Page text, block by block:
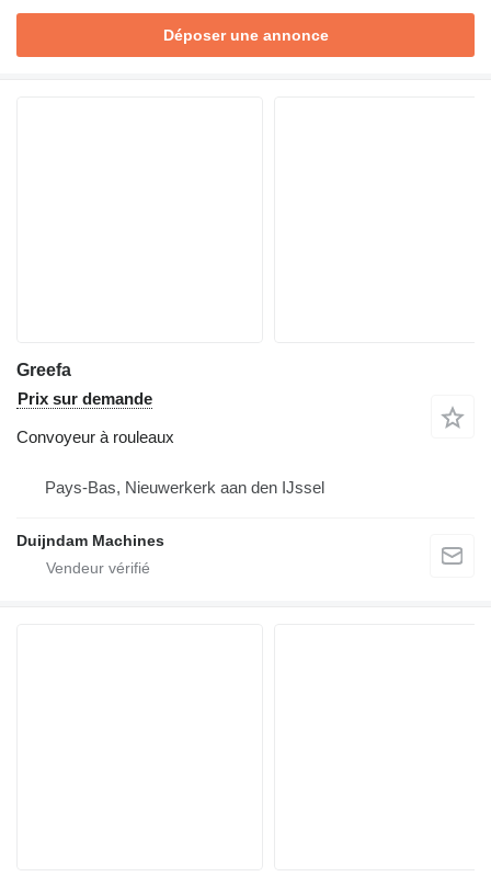
Déposer une annonce
Greefa
Prix sur demande
Convoyeur à rouleaux
Pays-Bas, Nieuwerkerk aan den IJssel
Duijndam Machines